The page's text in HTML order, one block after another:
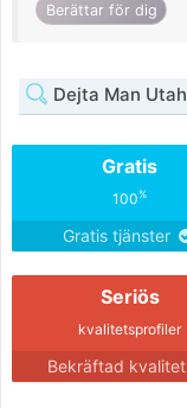
Berättar för dig
Dejta Man Utah
Gratis
100%
Gratis tjänster
Seriös
kvalitetsprofiler
Bekräftad kvalitet